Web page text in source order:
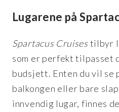
Lugarene på
Spartacus Cruisestilbyr
som er perfekt tilpasset
budsjett. Enten du vil se
balkongen eller bare
innvendig lugar, finnes